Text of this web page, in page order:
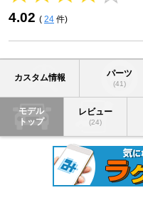
4.02 ( 24 件)
カスタム情報 パーツ
(41)
モデル
トップ
レビュー
(24)